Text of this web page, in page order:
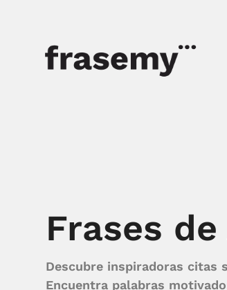
Frases
Descubre inspiradoras citas
Encuentra palabras